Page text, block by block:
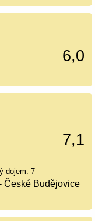
6,0
7,1
dojem: 7
České Budějovice